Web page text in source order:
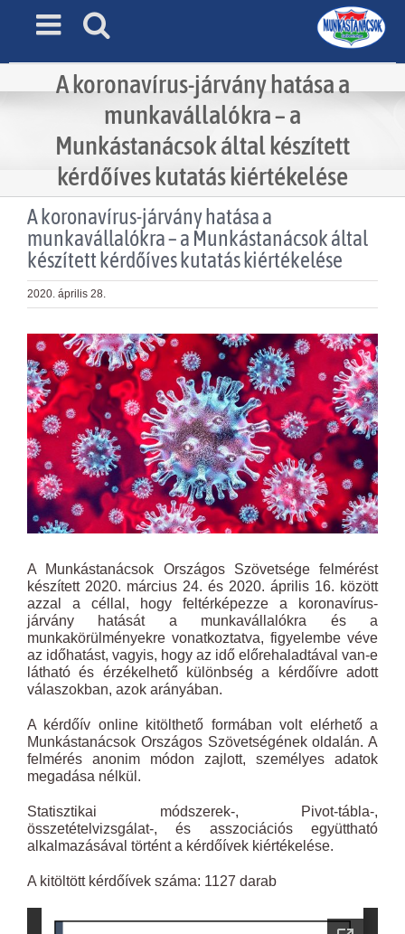
A koronavírus-járvány hatása a
munkavállalókra – a
Munkástanácsok által készített
kérdőíves kutatás kiértékelése
A koronavírus-járvány hatása a
munkavállalókra – a Munkástanácsok által
készített kérdőíves kutatás kiértékelése
2020. április 28.
View
Larger
Image
A Munkástanácsok Országos Szövetsége felmérést
készített 2020. március 24. és 2020. április 16. között
azzal a céllal, hogy feltérképezze a koronavírus-
járvány hatását a munkavállalókra és a
munkakörülményekre vonatkoztatva, figyelembe véve
az időhatást, vagyis, hogy az idő előrehaladtával van-e
látható és érzékelhető különbség a kérdőívre adott
válaszokban, azok arányában.
A kérdőív online kitölthető formában volt elérhető a
Munkástanácsok Országos Szövetségének oldalán. A
felmérés anonim módon zajlott, személyes adatok
megadása nélkül.
Statisztikai módszerek-, Pivot-tábla-,
összetételvizsgálat-, és asszociációs együttható
alkalmazásával történt a kérdőívek kiértékelése.
A kitöltött kérdőívek száma: 1127 darab